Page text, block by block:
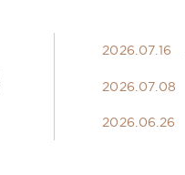
2026.07.16
2026.07.08
2026.06.26